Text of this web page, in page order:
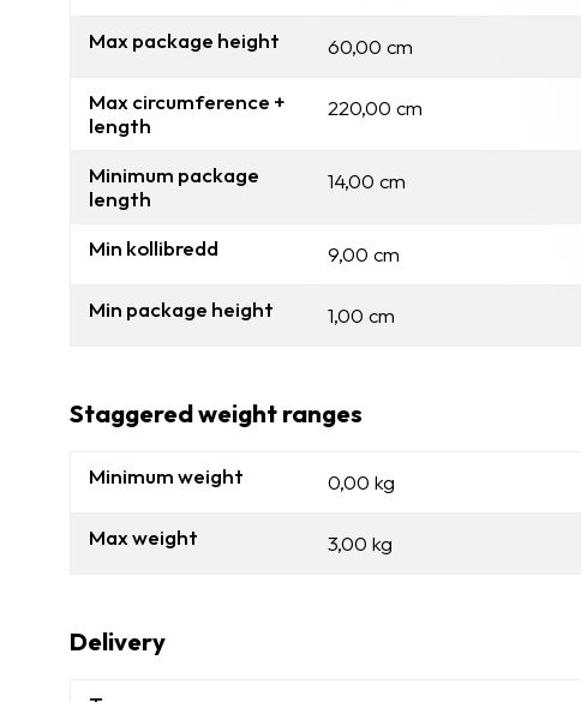
Max package height 60,00 cm
Max circumference +
length
220,00 cm
Minimum package
length
14,00 cm
Min kollibredd 9,00 cm
Min package height 1,00 cm
Staggered weight ranges
Minimum weight 0,00 kg
Max weight 3,00 kg
Delivery